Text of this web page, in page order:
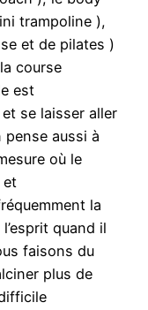
trampoline ),
et de pilates )
course
est
et se laisser aller
pense aussi à
où le
et
la
quand il
faisons du
plus de